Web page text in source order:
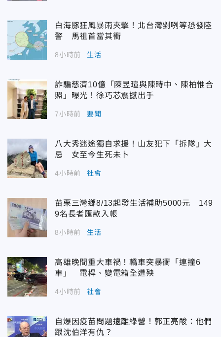
白海豚狂風暴雨夾擊！北台灣剉咧等恐發陸
警 馬祖首當其衝
8小時前 生活
詐騙慈濟10億「陳昱瑄與陳時中、陳柏惟合
照」曝光！徐巧芯震撼出手
7小時前 要聞
八大秀迷途獨自求援！山友犯下「拆隊」大
忌 女至今生死未卜
4小時前 社會
苗栗三灣鄉8/13起發生活補助5000元 149
9名長者匯款入帳
8小時前 生活
高雄晚間重大車禍！轎車突暴衝「連撞6
車」 電桿、變電箱全遭殃
4小時前 社會
自爆因疫苗問題遠離綠營！郭正亮酸：他們
跟沈伯洋有仇？